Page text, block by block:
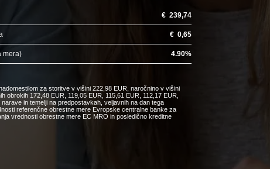
€ 239,74
€ 0,65
mera) 4.90%
za storitve v višini 222,98 EUR, naročnino v višini
172,48 EUR, 119,05 EUR, 115,61 EUR, 112,17 EUR,
in temelji na predpostavkah, veljavnih na dan tega
referenčne obrestne mere Evropske centralne banke za
vrednosti obrestne mere EC MRO in posledično kreditne